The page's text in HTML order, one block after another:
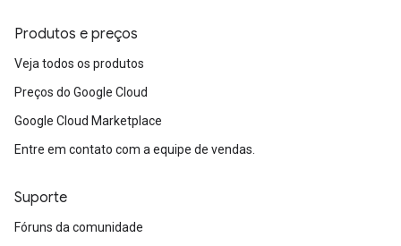
Produtos e preços
Veja todos os produtos
Preços do Google Cloud
Google Cloud Marketplace
Entre em contato com a equipe de vendas.
Suporte
Fóruns da comunidade